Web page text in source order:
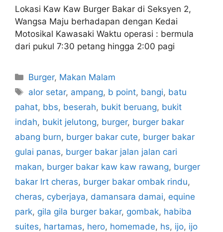
Lokasi Kaw Kaw Burger Bakar di Seksyen 2,
Wangsa Maju berhadapan dengan Kedai
Motosikal Kawasaki Waktu operasi : bermula
dari pukul 7:30 petang hingga 2:00 pagi
Categories
Burger, Makan Malam
Tags
alor setar, ampang, b point, bangi, batu
pahat, bbs, beserah, bukit beruang, bukit
indah, bukit jelutong, burger, burger bakar
abang burn, burger bakar cute, burger bakar
gulai panas, burger bakar jalan jalan cari
makan, burger bakar kaw kaw rawang, burger
bakar lrt cheras, burger bakar ombak rindu,
cheras, cyberjaya, damansara damai, equine
park, gila gila burger bakar, gombak, habiba
suites, hartamas, hero, homemade, hs, ijo, ijo